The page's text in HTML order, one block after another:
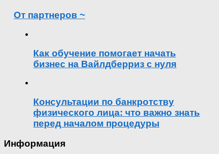
От партнеров ~
Как обучение помогает начать
бизнес на Вайлдберриз с нуля
Консультации по банкротству
физического лица: что важно знать
перед началом процедуры
Информация